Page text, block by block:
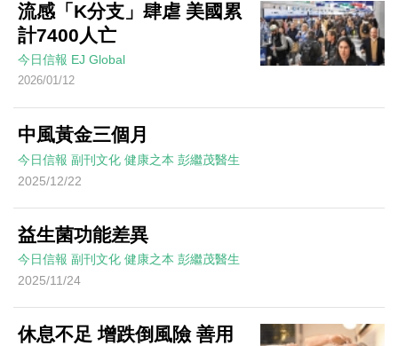
流感「K分支」肆虐 美國累
計7400人亡
今日信報 EJ Global
2026/01/12
中風黃金三個月
今日信報 副刊文化 健康之本 彭繼茂醫生
2025/12/22
益生菌功能差異
今日信報 副刊文化 健康之本 彭繼茂醫生
2025/11/24
休息不足 增跌倒風險 善用